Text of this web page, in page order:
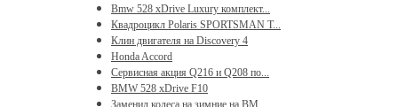
Bmw 528 xDrive Luxury комплект...
Квадроцикл Polaris SPORTSMAN T...
Клин двигателя на Discovery 4
Honda Accord
Сервисная акция Q216 и Q208 по...
BMW 528 xDrive F10
Заменил колеса на зимние на BM...